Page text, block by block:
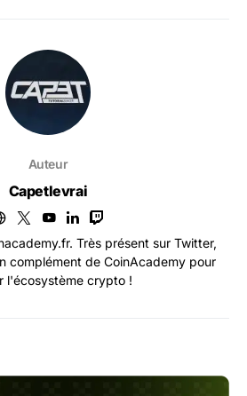
Auteur
Capetlevrai
Très présent sur Twitter,
complément de CoinAcademy pour
l'écosystème crypto !